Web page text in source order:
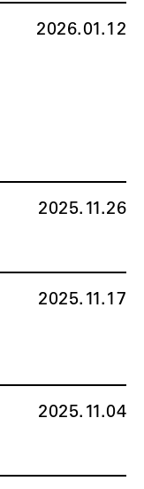
2026.01.12
2025.11.26
2025.11.17
2025.11.04